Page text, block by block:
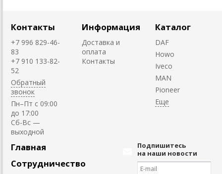
Контакты
+7 996 829-46-
83
+7 910 133-82-
52
Обратный
звонок
Пн–Пт с 09:00
до 17:00
Cб-Вс —
выходной
Информация
Доставка и
оплата
Контакты
Каталог
DAF
Howo
Iveco
MAN
Pioneer
Главная
Сотрудничество
Подпишитесь
на наши новости